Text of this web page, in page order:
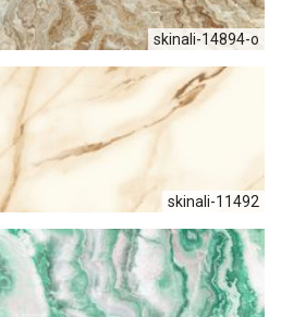
skinali-14894-o
skinali-11492